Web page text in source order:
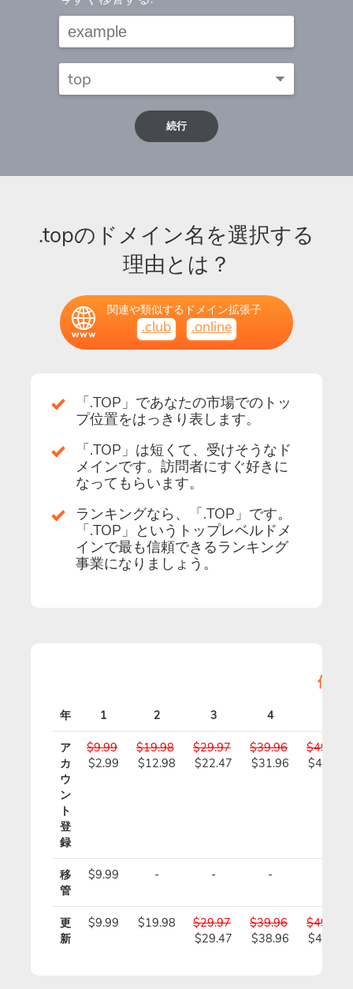
続行
.topのドメイン名を選択する
理由とは？
関連や類似するドメイン拡張子
.club .online
「.TOP」であなたの市場でのトッ
プ位置をはっきり表します。
「.TOP」は短くて、受けそうなド
メインです。訪問者にすぐ好きに
なってもらいます。
ランキングなら、「.TOP」です。
「.TOP」というトップレベルドメ
インで最も信頼できるランキング
事業になりましょう。
価格
年 1 2 3 4
ア
カ
ウ
ン
ト
登
録
$9.99
$2.99
$19.98
$12.98
$29.97
$22.47
$39.96
$31.96
$49.95
$41.45
移
管
$9.99 - - -
更
新
$9.99 $19.98
$29.97
$29.47
$39.96
$38.96
$49.95
$48.45